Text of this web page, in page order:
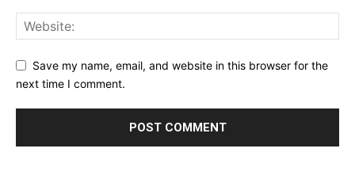
Save my name, email, and website in this browser for the
next time I comment.